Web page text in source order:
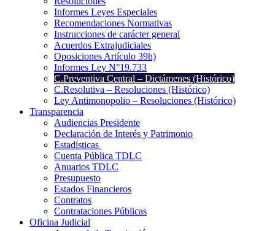
Informes Leyes Especiales
Recomendaciones Normativas
Instrucciones de carácter general
Acuerdos Extrajudiciales
Oposiciones Artículo 39h)
Informes Ley N°19.733
C.Preventiva Central – Dictámenes (Histórico)
C.Resolutiva – Resoluciones (Histórico)
Ley Antimonopolio – Resoluciones (Histórico)
Transparencia
Audiencias Presidente
Declaración de Interés y Patrimonio
Estadísticas
Cuenta Pública TDLC
Anuarios TDLC
Presupuesto
Estados Financieros
Contratos
Contrataciones Públicas
Oficina Judicial